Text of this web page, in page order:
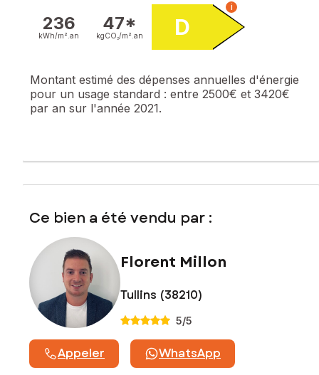
236
kWh/m². an
47*
kgCO₂/m². an D
i
Montant estimé des dépenses annuelles d'énergie
pour un usage standard : entre 2500€ et 3420€
par an sur l'année 2021.
Ce bien a été vendu par :
Florent Millon
Tullins (38210)
5/5
Appeler WhatsApp